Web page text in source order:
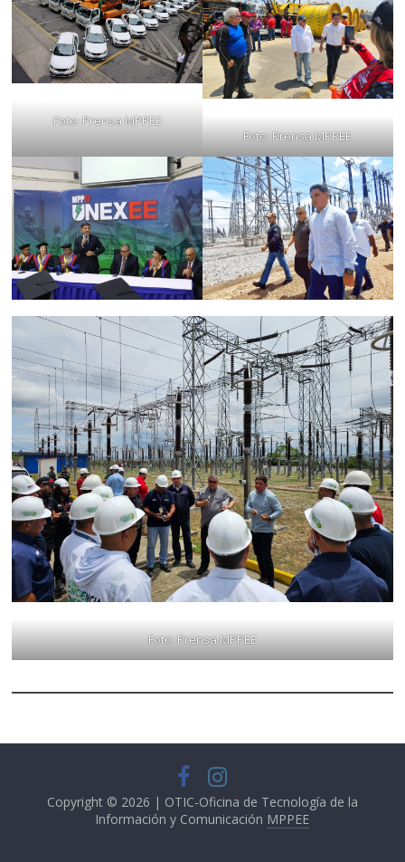
Foto: Prensa MPPEE
Foto: Prensa MPPEE
Foto: Prensa MPPEE
Copyright © 2026 | OTIC-Oficina de Tecnología de la
Información y Comunicación MPPEE